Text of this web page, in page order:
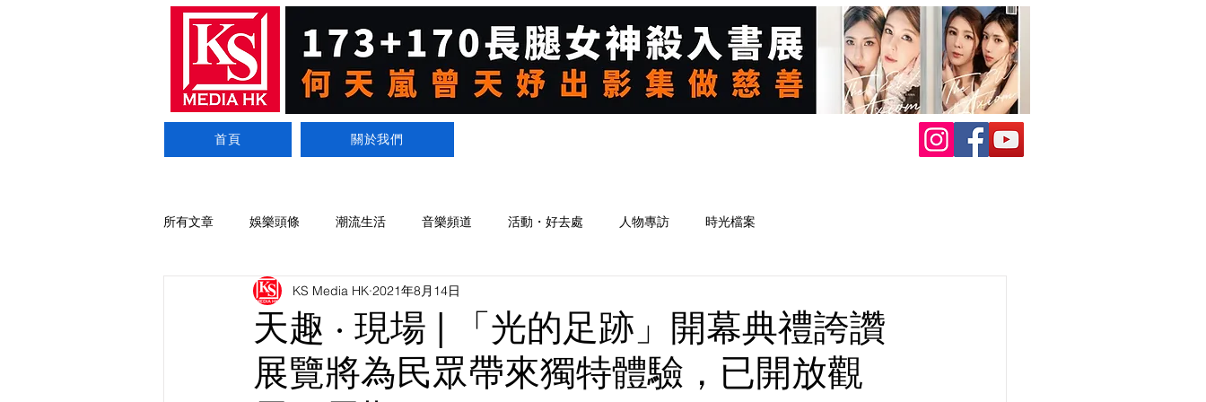
首頁 關於我們
所有文章 娛樂頭條 潮流生活 音樂頻道 活動・好去處 人物專訪 時光檔案
天趣 · 現場 | 「光的足跡」開幕典禮誇讚
展覽將為民眾帶來獨特體驗，已開放觀
KS Media HK 2021年8月14日